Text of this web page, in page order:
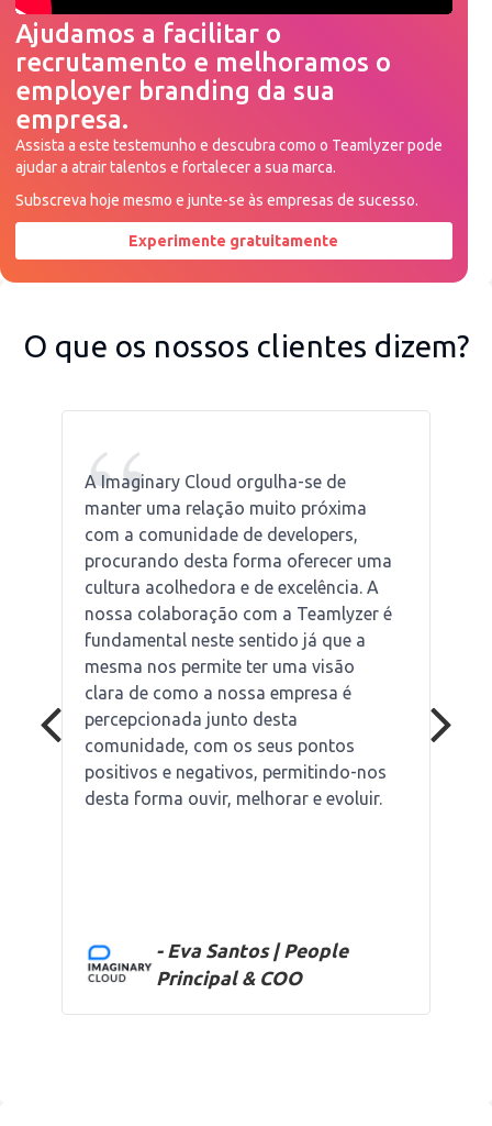
Peça uma demonstração agora
Ajudamos a facilitar o
recrutamento e melhoramos o
employer branding da sua
empresa.
Assista a este testemunho e descubra como o Teamlyzer pode
ajudar a atrair talentos e fortalecer a sua marca.
Subscreva hoje mesmo e junte-se às empresas de sucesso.
Experimente gratuitamente
O que os nossos clientes dizem?
“
A Imaginary Cloud orgulha-se de
manter uma relação muito próxima
com a comunidade de developers,
procurando desta forma oferecer uma
cultura acolhedora e de excelência. A
nossa colaboração com a Teamlyzer é
fundamental neste sentido já que a
mesma nos permite ter uma visão
clara de como a nossa empresa é
percepcionada junto desta
comunidade, com os seus pontos
positivos e negativos, permitindo-nos
desta forma ouvir, melhorar e evoluir.
- Eva Santos | People
Principal & COO